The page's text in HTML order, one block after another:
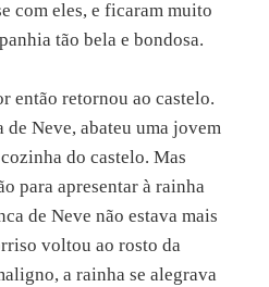
com eles, e ficaram muito
tão bela e bondosa.
então retornou ao castelo.
de Neve, abateu uma jovem
do castelo. Mas
para apresentar à rainha
de Neve não estava mais
voltou ao rosto da
a rainha se alegrava